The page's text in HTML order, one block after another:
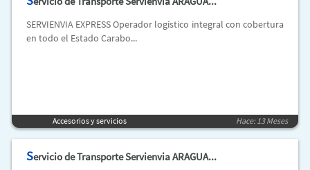
SERVIENVIA EXPRESS Operador logístico integral con cobertura
en todo el Estado Carabo...
Accesorios y servicios Hace: 13 Meses
Servicio de Transporte Servienvia ARAGUA...